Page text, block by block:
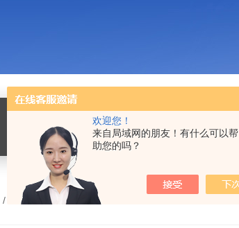
欢迎您！
来自局域网的朋友！有什么可以帮
助您的吗？
/ PRODUCTS